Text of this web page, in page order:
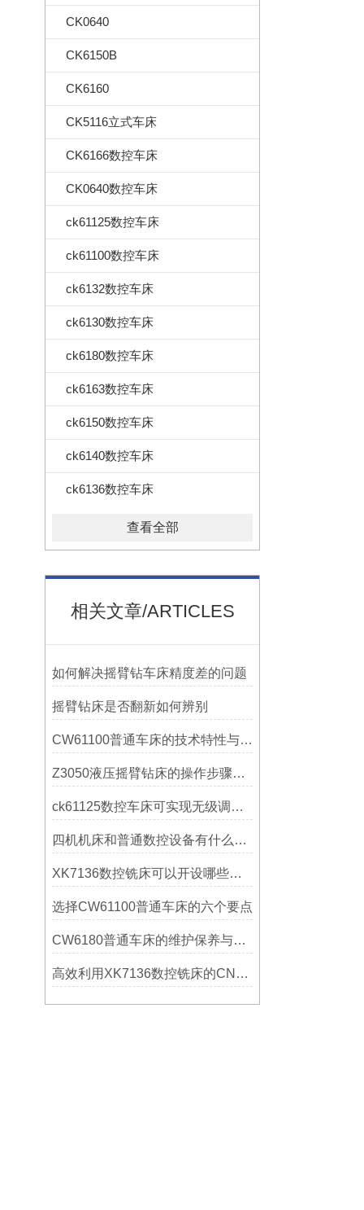
CK0640
CK6150B
CK6160
CK5116立式车床
CK6166数控车床
CK0640数控车床
ck61125数控车床
ck61100数控车床
ck6132数控车床
ck6130数控车床
ck6180数控车床
ck6163数控车床
ck6150数控车床
ck6140数控车床
ck6136数控车床
查看全部
相关文章/ARTICLES
如何解决摇臂钻车床精度差的问题
摇臂钻床是否翻新如何辨别
CW61100普通车床的技术特性与操作优势
Z3050液压摇臂钻床的操作步骤与安全注意事项
ck61125数控车床可实现无级调速控制
四机机床和普通数控设备有什么区别？
XK7136数控铣床可以开设哪些考核项目？
选择CW61100普通车床的六个要点
CW6180普通车床的维护保养与延长使用寿命技巧说明
高效利用XK7136数控铣床的CNC系统？